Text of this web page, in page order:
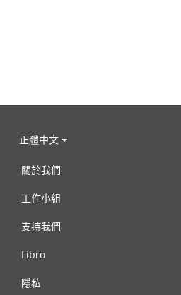
正體中文
關於我們
工作小組
支持我們
Libro
隱私